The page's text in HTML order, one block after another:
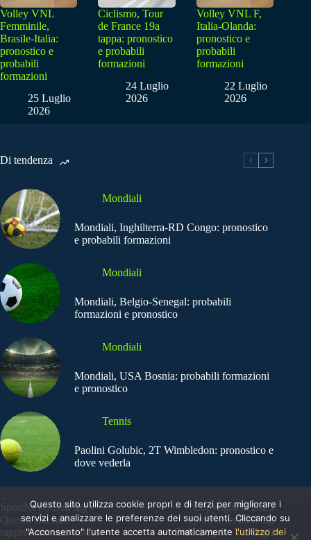
Volley VNL
Femminile,
Brasile-Italia:
pronostico e
probabili
formazioni
25 Luglio
2026
Ciclismo, Tour
de France 19a
tappa: pronostico
e probabili
formazioni
24 Luglio
2026
Volley VNL F,
Italia-Olanda:
pronostico e
probabili
formazioni
22 Luglio
2026
Di tendenza
Mondiali
Mondiali, Inghilterra-RD Congo: pronostico
e probabili formazioni
Mondiali
Mondiali, Belgio-Senegal: probabili
formazioni e pronostico
Mondiali
Mondiali, USA Bosnia: probabili formazioni
e pronostico
Tennis
Paolini Golubic, 2T Wimbledon: pronostico e
dove vederla
SportNews.BetFlag -
Questo sito non
rappresenta una testata
Copyright © 2025
SportNews BetFlag
Sede Legale: Via degli
Questo sito utilizza cookie propri e di terzi per migliorare i
servizi e analizzare le preferenze dei suoi utenti. Cliccando su
"Acconsento" l'utente accetta automaticamente l'utilizzo dei